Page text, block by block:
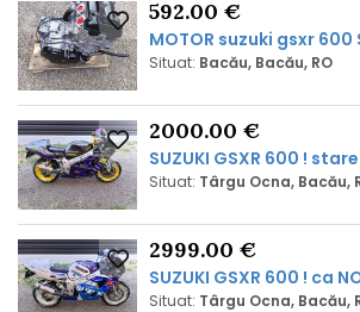
592.00 €
MOTOR suzuki gsxr 600
Situat: Bacău, Bacău, RO
2000.00 €
SUZUKI GSXR 600 ! stare
Situat: Târgu Ocna, Bacău,
2999.00 €
SUZUKI GSXR 600 ! ca
Situat: Târgu Ocna, Bacău,